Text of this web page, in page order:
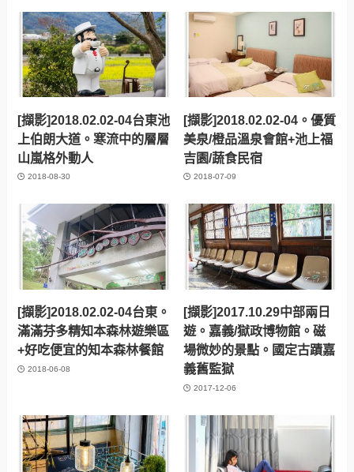
[擷影]2018.02.02-04台東池
上伯朗大道。寒流中的層層
山嵐格外動人
2018-08-30
[擷影]2018.02.02-04。優質
美泉/橙品溫泉會館+池上福
吉園/蔬食民宿
2018-07-09
[擷影]2018.02.02-04台東。
滿滿芬多精知本森林遊樂區
+好吃便宜的知本森林餐館
2018-06-08
[擷影]2017.10.29中部兩日
遊。嘉義/獄政博物館。磁
場微妙的景點。國定古蹟嘉
義舊監獄
2017-12-06